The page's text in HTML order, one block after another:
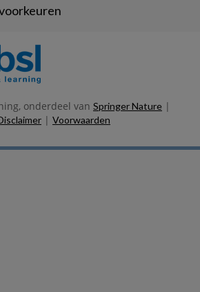
onderdeel van Springer Nature |
| Voorwaarden